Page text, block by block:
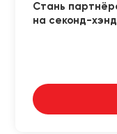
Стань
на секонд-